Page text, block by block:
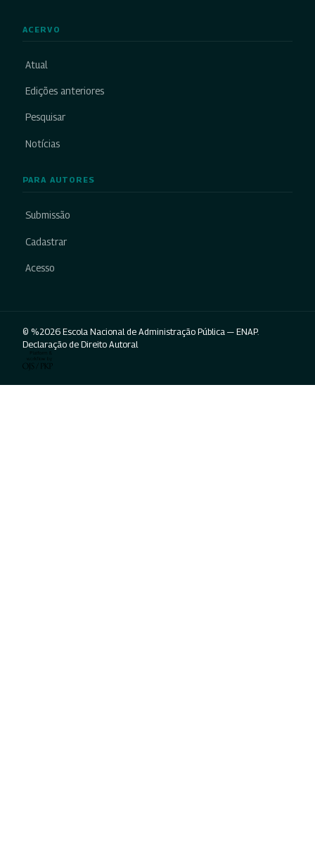
ACERVO
Atual
Edições anteriores
Pesquisar
Notícias
PARA AUTORES
Submissão
Cadastrar
Acesso
© %2026 Escola Nacional de Administração Pública — ENAP.
Declaração de Direito Autoral